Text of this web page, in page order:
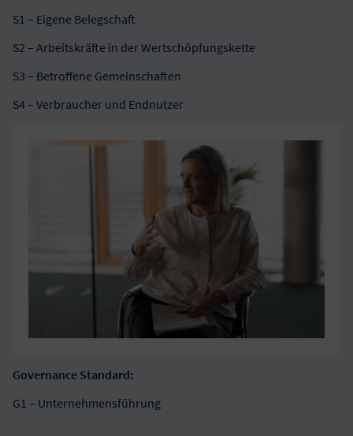
S1 – Eigene Belegschaft
S2 – Arbeitskräfte in der Wertschöpfungskette
S3 – Betroffene Gemeinschaften
S4 – Verbraucher und Endnutzer
Governance Standard:
G1 – Unternehmensführung